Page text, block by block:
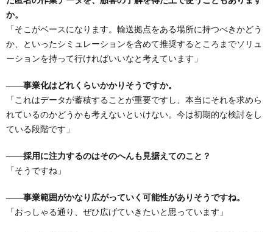
か。
「そこがベースになります。輸送拠点をある場所に持つべきかどう
か、といったシミュレーションを含めて推奨するところまでソリュ
ーションを持って行ければいいなと考えています」
――事業化はどれくらいかかりそうですか。
「これはデータが蓄積することが重要ですし、本当にそれを求めら
れているのかどうかも考えないといけない。今は初期的な検討をし
ている段階です」
――採用に注力するのはそのへんも見据えてのこと？
「そうですね」
――事業範囲がかなり広がっていく可能性がありそうですね。
「おっしゃる通り、ぜひ広げていきたいと思っています」